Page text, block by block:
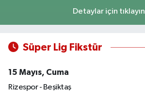
Detaylar için tıklayın
Süper Lig Fikstür
15 Mayıs, Cuma
Rizespor - Beşiktaş